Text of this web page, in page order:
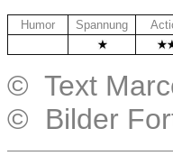
Humor Spannung
© Text
© Bilder